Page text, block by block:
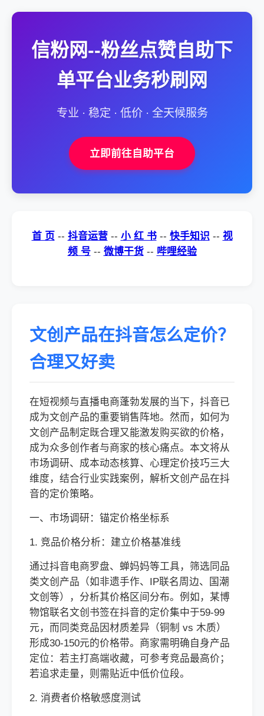
信粉网--粉丝点赞自助下
单平台业务秒刷网
专业 · 稳定 · 低价 · 全天候服务
立即前往自助平台
首 页 -- 抖音运营 -- 小 红 书 -- 快手知识 -- 视
频 号 -- 微博干货 -- 哔哩经验
文创产品在抖音怎么定价？
合理又好卖
在短视频与直播电商蓬勃发展的当下，抖音已
成为文创产品的重要销售阵地。然而，如何为
文创产品制定既合理又能激发购买欲的价格，
成为众多创作者与商家的核心痛点。本文将从
市场调研、成本动态核算、心理定价技巧三大
维度，结合行业实践案例，解析文创产品在抖
音的定价策略。
一、市场调研：锚定价格坐标系
1. 竞品价格分析：建立价格基准线
通过抖音电商罗盘、蝉妈妈等工具，筛选同品
类文创产品（如非遗手作、IP联名周边、国潮
文创等），分析其价格区间分布。例如，某博
物馆联名文创书签在抖音的定价集中于59-99
元，而同类竞品因材质差异（铜制 vs 木质）
形成30-150元的价格带。商家需明确自身产品
定位：若主打高端收藏，可参考竞品最高价；
若追求走量，则需贴近中低价位段。
2. 消费者价格敏感度测试